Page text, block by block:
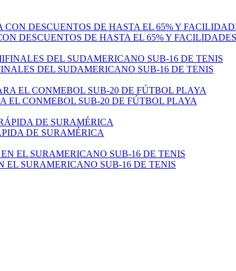
DESCUENTOS DE HASTA EL 65% Y
DEL SUDAMERICANO SUB-16 DE TENIS
EL CONMEBOL SUB-20 DE FÚTBOL PLAYA
DE SURAMÉRICA
SURAMERICANO SUB-16 DE TENIS